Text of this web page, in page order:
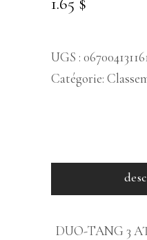
UGS :
Catégorie:
DUO-TANG 3